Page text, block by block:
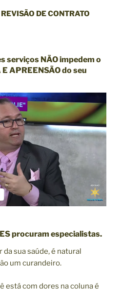
REVISÃO DE CONTRATO
serviços NÃO impedem o
E APREENSÃOdo seu
procuram especialistas.
sua saúde, é natural
um curandeiro.
está com dores na coluna é